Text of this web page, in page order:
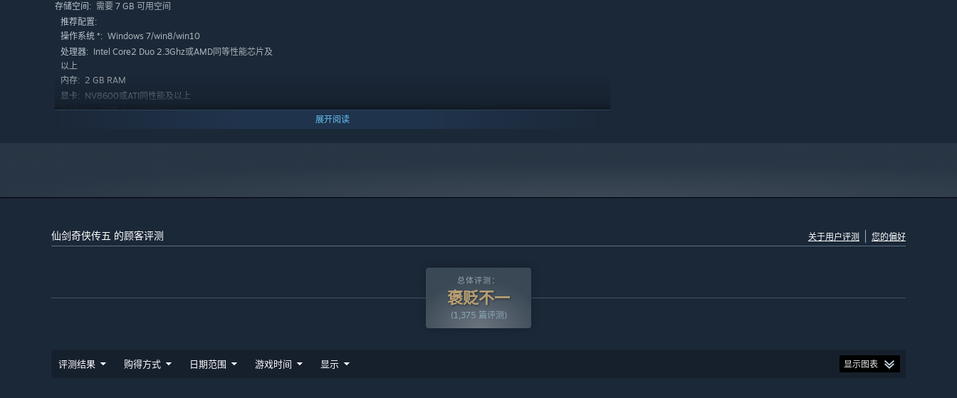
所获得的符可以用于装备，增加各角色的属性和能力。在装备列表后有黑白色符形状图标的装备，可以单击后选择“贴符”，贴符
成功后，符形状图标就变亮了。另外单击装备边上的符形状图标后，右击你要揭下的符。“队列”界面的符，也同理，都是右击揭
符。
合击技
在游戏中要想使用合击，必须满足三个条件：
1、当前行动角色领悟对应合击技。
存储空间: 需要 7 GB 可用空间
推荐配置:
操作系统 *: Windows 7/win8/win10
处理器: Intel Core2 Duo 2.3Ghz或AMD同等性能芯片及
以上
内存: 2 GB RAM
显卡: NV8600或ATI同性能及以上
存储空间: 需要 7 GB 可用空间
展开阅读
仙剑奇侠传五 的顾客评测 关于用户评测 您的偏好
总体评测：
褒贬不一
(1,375 篇评测)
评测结果 购得方式 日期范围 游戏时间 显示 显示图表